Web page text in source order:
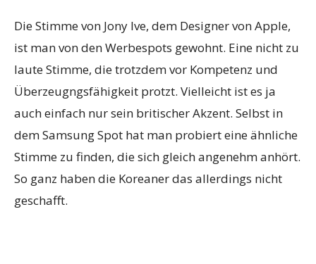
Die Stimme von Jony Ive, dem Designer von Apple,
ist man von den Werbespots gewohnt. Eine nicht zu
laute Stimme, die trotzdem vor Kompetenz und
Überzeugngsfähigkeit protzt. Vielleicht ist es ja
auch einfach nur sein britischer Akzent. Selbst in
dem Samsung Spot hat man probiert eine ähnliche
Stimme zu finden, die sich gleich angenehm anhört.
So ganz haben die Koreaner das allerdings nicht
geschafft.